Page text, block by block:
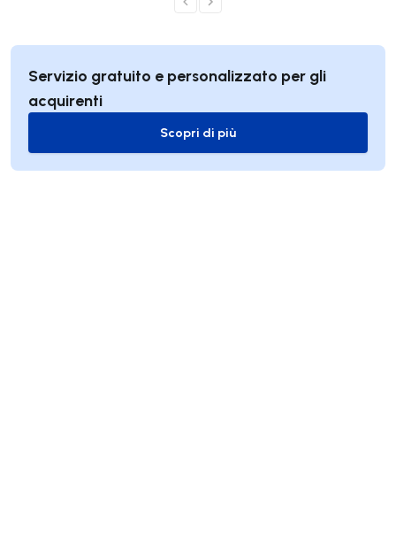
Servizio gratuito e personalizzato per gli
acquirenti
Scopri di più
Scopri di più